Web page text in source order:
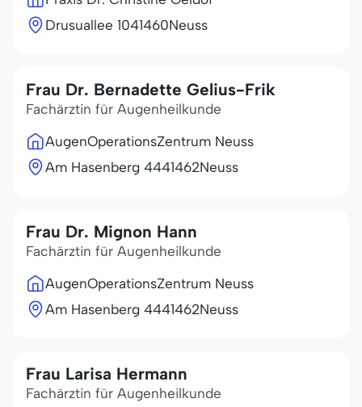
Drusuallee 1041460Neuss
Frau Dr. Bernadette Gelius-Frik
Fachärztin für Augenheilkunde
AugenOperationsZentrum Neuss
Am Hasenberg 4441462Neuss
Frau Dr. Mignon Hann
Fachärztin für Augenheilkunde
AugenOperationsZentrum Neuss
Am Hasenberg 4441462Neuss
Frau Larisa Hermann
Fachärztin für Augenheilkunde